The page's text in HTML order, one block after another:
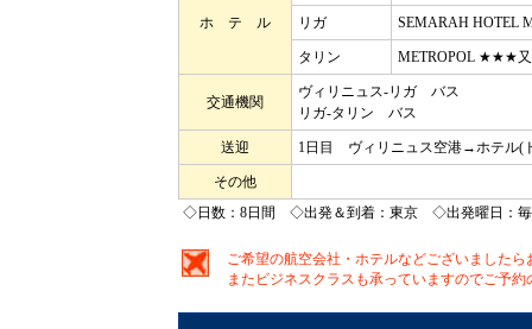
ホ テ ル リガ SEMARAH
タリン METROPOL ★★★又
交通機関
ヴィリニュス-リガ バス
リガ-タリン バス
送迎 1日目 ヴィリニュス空港→ホテル(
その他
◇日数：8日間 ◇出発＆到着：東京 ◇出発曜日：
ご希望の航空会社・ホテルなどございました
またビジネスクラスも承っていますのでご予